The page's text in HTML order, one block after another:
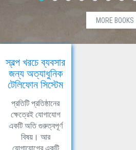
MORE BOOKS
স্বল্প খরচে ব্যবসার
জন্য অত্যাধুনিক
টেলিফোন সিস্টেম
প্রতিটি প্রতিষ্ঠানের
ক্ষেত্রেই যোগাযোগ
একটি অতি গুরুত্বপূর্ণ
বিষয়। আর